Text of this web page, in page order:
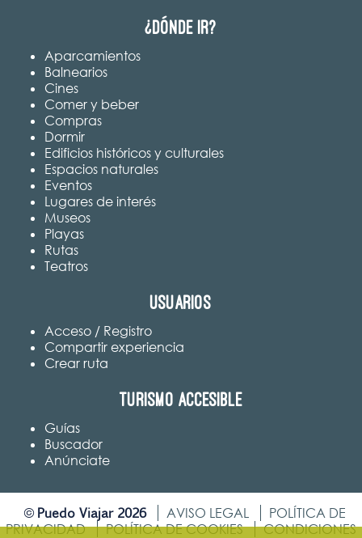
¿Dónde ir?
Aparcamientos
Balnearios
Cines
Comer y beber
Compras
Dormir
Edificios históricos y culturales
Espacios naturales
Eventos
Lugares de interés
Museos
Playas
Rutas
Teatros
Usuarios
Acceso / Registro
Compartir experiencia
Crear ruta
Turismo accesible
Guías
Buscador
Anúnciate
© Puedo Viajar 2026 AVISO LEGAL
POLÍTICA DE
PRIVACIDAD
POLÍTICA DE COOKIES
CONDICIONES